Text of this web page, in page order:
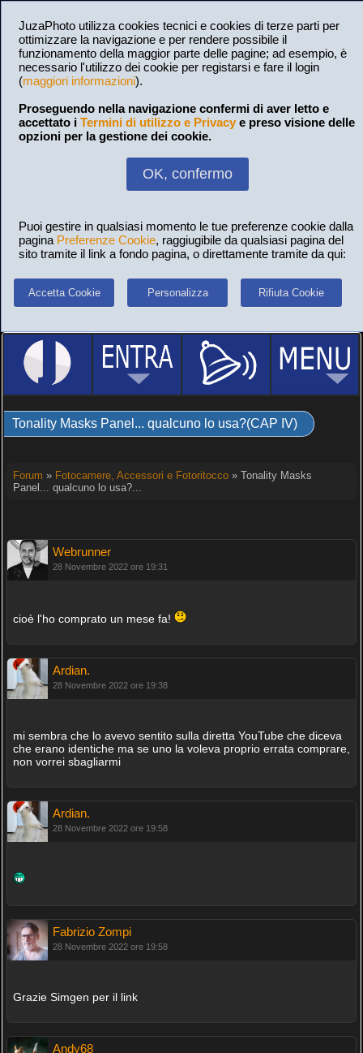
JuzaPhoto utilizza cookies tecnici e cookies di terze parti per
ottimizzare la navigazione e per rendere possibile il
funzionamento della maggior parte delle pagine; ad esempio, è
necessario l'utilizzo dei cookie per registarsi e fare il login
(maggiori informazioni).
Proseguendo nella navigazione confermi di aver letto e
accettato i Termini di utilizzo e Privacy e preso visione delle
opzioni per la gestione dei cookie.
OK, confermo
Puoi gestire in qualsiasi momento le tue preferenze cookie dalla
pagina Preferenze Cookie, raggiugibile da qualsiasi pagina del
sito tramite il link a fondo pagina, o direttamente tramite da qui:
Accetta Cookie Personalizza Rifiuta Cookie
Tonality Masks Panel... qualcuno lo usa?(CAP IV)
Forum » Fotocamere, Accessori e Fotoritocco» Tonality Masks
Panel... qualcuno lo usa?...
Webrunner
28 Novembre 2022 ore 19:31
cioè l'ho comprato un mese fa!
Ardian.
28 Novembre 2022 ore 19:38
mi sembra che lo avevo sentito sulla diretta YouTube che diceva
che erano identiche ma se uno la voleva proprio errata comprare,
non vorrei sbagliarmi
Ardian.
28 Novembre 2022 ore 19:58
Fabrizio Zompi
28 Novembre 2022 ore 19:58
Grazie Simgen per il link
Andy68